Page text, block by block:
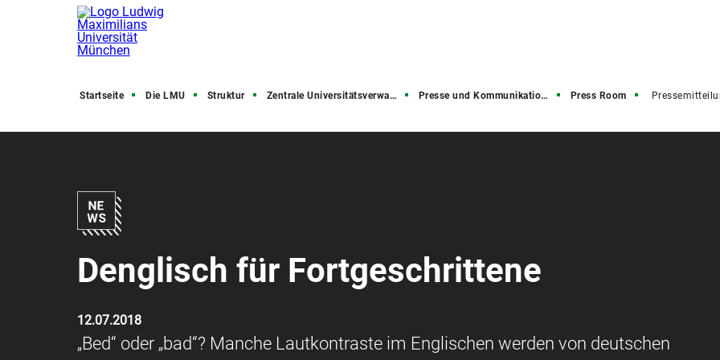
Startseite Die LMU Struktur Zentrale Universitätsverwaltung Presse und Kommunikation (PuK) Press Room
Denglisch für Fortgeschrittene
12.07.2018
„Bed“ oder „bad“? Manche Lautkontraste im Englischen werden von deutschen